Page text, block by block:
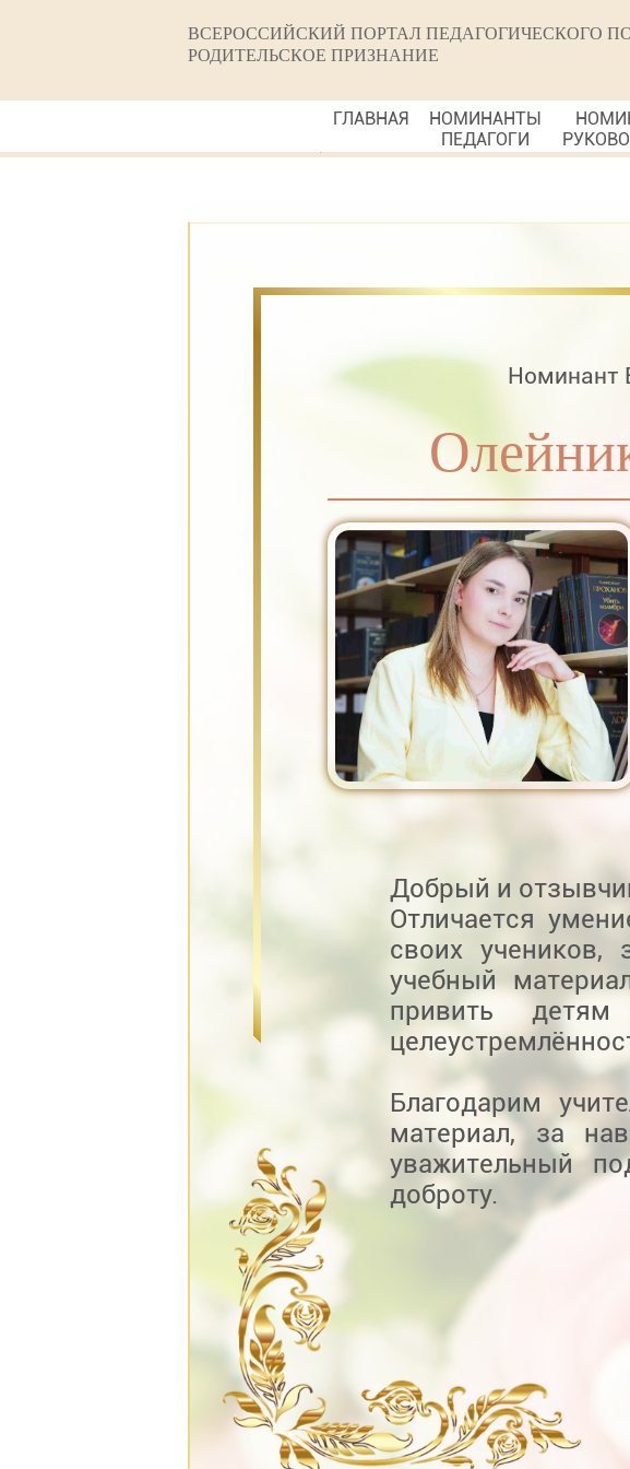
ВСЕРОССИЙСКИЙ ПОРТАЛ ПЕДАГОГИЧЕСКОГО
РОДИТЕЛЬСКОЕ ПРИЗНАНИЕ
ГЛАВНАЯ
НОМИНАНТЫ
ПЕДАГОГИ
Номинант
Добрый и
Отличается
своих учеников,
учебный
привить детям
Благодарим
материал, за
уважительный
доброту.